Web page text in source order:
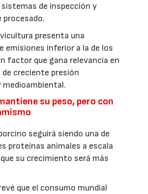
de inspección y
procesado.
presenta una
emisiones inferior a la de los
factor que gana relevancia en
creciente presión
medioambiental.
su peso, pero con
seguirá siendo una de
proteínas animales a escala
su crecimiento será más
que el consumo mundial